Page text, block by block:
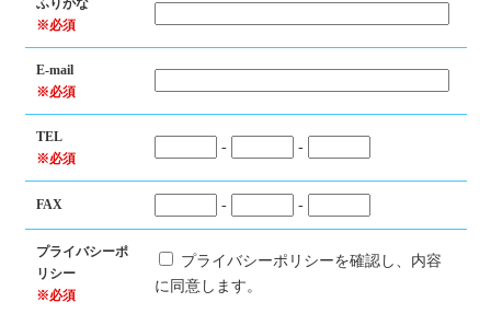
ふりがな
※必須
E-mail
※必須
TEL
※必須
- -
FAX - -
プライバシーポ
リシー
※必須
プライバシーポリシーを確認し、内容
に同意します。